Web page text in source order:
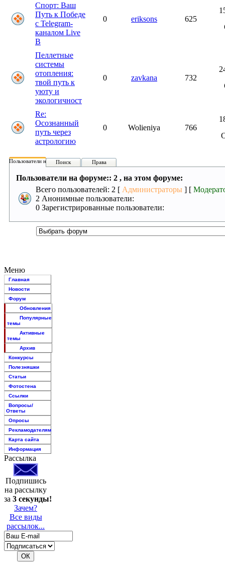
Спорт: Ваш
Путь к Победе
с Telegram-
каналом Live
B
0 eriksons 625
Пеллетные
системы
отопления:
твой путь к
уюту и
экологичност
0 zavkana 732
Re:
Осознанный
путь через
астрологию
0 Wolieniya 766
Пользователи на форуме:
Поиск Права
Пользователи на форуме:: 2 , на этом форуме:
Всего пользователей: 2 [ Администраторы ] [
2 Анонимные пользователи:
0 Зарегистрированные пользователи:
Меню
Главная
Новости
Форум
Обновления
Популярные
темы
Активные
темы
Архив
Конкурсы
Полезняшки
Статьи
Фотостена
Ссылки
Вопросы/
Ответы
Опросы
Рекламодателям
Карта сайта
Информация
Рассылка
Подпишись
на рассылку
за 3 секунды!
Зачем?
Все виды
рассылок...